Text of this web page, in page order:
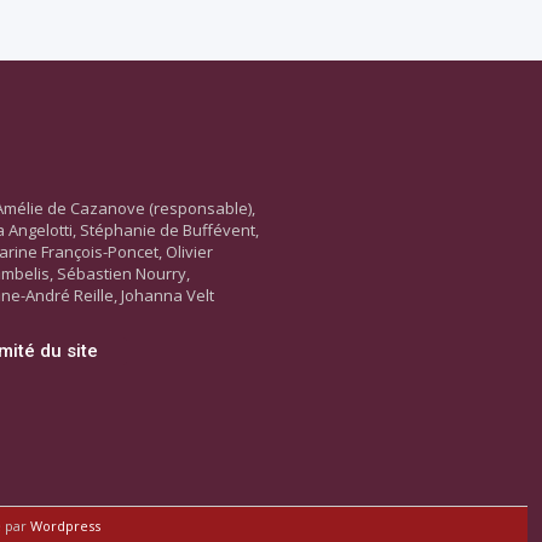
de Cazanove (responsable),
Angelotti, Stéphanie de Buffévent,
François-Poncet, Olivier
Sébastien Nourry,
André Reille, Johanna Velt
du site
par Wordpress